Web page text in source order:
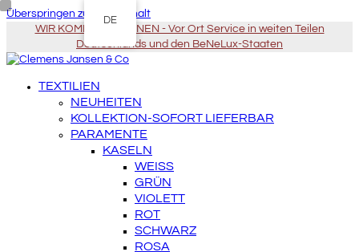
Überspringen zu Hauptinhalt
WIR KOMMEN ZU IHNEN - Vor Ort Service in weiten Teilen
Deutschlands und den BeNeLux-Staaten
TEXTILIEN
NEUHEITEN
KOLLEKTION-SOFORT LIEFERBAR
PARAMENTE
KASELN
WEISS
GRÜN
VIOLETT
ROT
SCHWARZ
ROSA
DE